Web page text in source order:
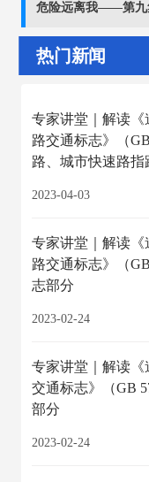
危险远离我——第九
热门新闻
专家讲堂｜解读《
路交通标志》（
路、城市快速路指
2023-04-03
专家讲堂｜解读《
路交通标志》（
志部分
2023-02-24
专家讲堂｜解读《
交通标志》（GB
部分
2023-02-24